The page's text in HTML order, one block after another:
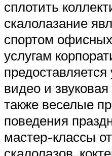
сплотить
скалолазание
спортом
услугам
видео и
также веселые
поведения
мастер-классы